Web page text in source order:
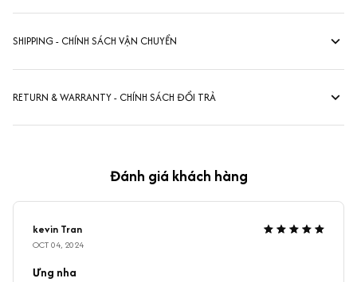
SHIPPING - CHÍNH SÁCH VẬN CHUYỂN
RETURN & WARRANTY - CHÍNH SÁCH ĐỔI TRẢ
Đánh giá khách hàng
kevin Tran
OCT 04, 2024
Ưng nha